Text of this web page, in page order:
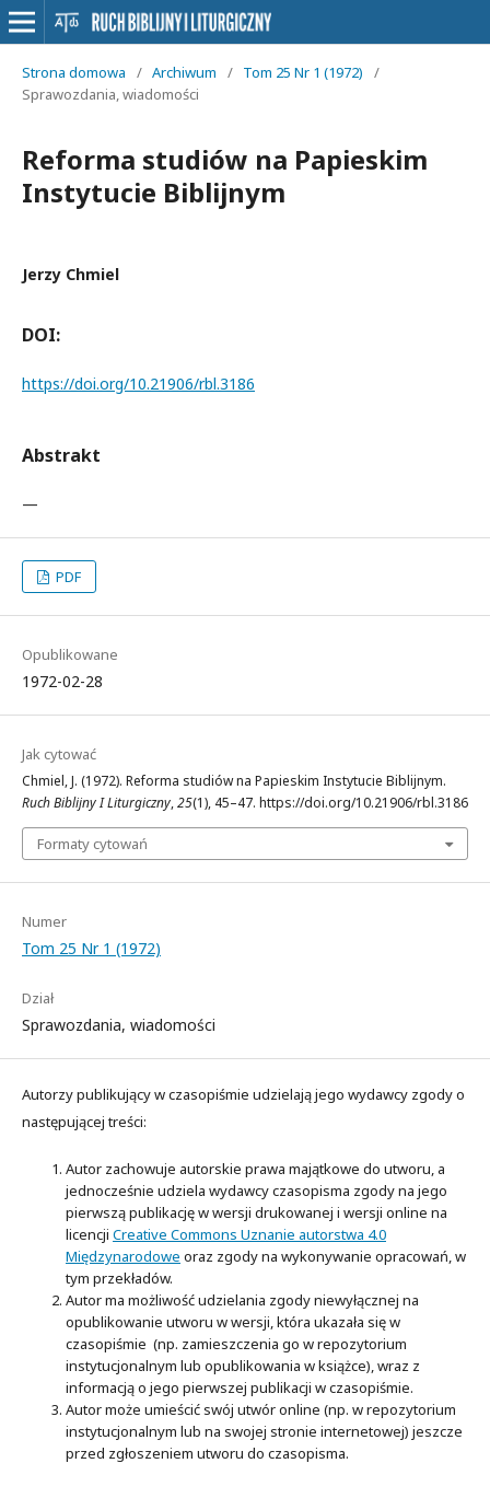
Strona domowa / Archiwum / Tom 25 Nr 1 (1972)
/
Sprawozdania, wiadomości
Reforma studiów na Papieskim
Instytucie Biblijnym
Jerzy Chmiel
DOI:
https://doi.org/10.21906/rbl.3186
Abstrakt
—
PDF
Opublikowane
1972-02-28
Jak cytować
Chmiel, J. (1972). Reforma studiów na Papieskim Instytucie Biblijnym.
Ruch Biblijny I Liturgiczny,25(1), 45–47. https://doi.org/10.21906/rbl.3186
Formaty cytowań
Numer
Tom 25 Nr 1 (1972)
Dział
Sprawozdania, wiadomości
Autorzy publikujący w czasopiśmie udzielają jego wydawcy zgody o
następującej treści:
Autor zachowuje autorskie prawa majątkowe do utworu, a
jednocześnie udziela wydawcy czasopisma zgody na jego
pierwszą publikację w wersji drukowanej i wersji online na
licencji Creative Commons Uznanie autorstwa 4.0
Międzynarodowe oraz zgody na wykonywanie opracowań, w
tym przekładów.
Autor ma możliwość udzielania zgody niewyłącznej na
opublikowanie utworu w wersji, która ukazała się w
czasopiśmie (np. zamieszczenia go w repozytorium
instytucjonalnym lub opublikowania w książce), wraz z
informacją o jego pierwszej publikacji w czasopiśmie.
Autor może umieścić swój utwór online (np. w repozytorium
instytucjonalnym lub na swojej stronie internetowej) jeszcze
przed zgłoszeniem utworu do czasopisma.